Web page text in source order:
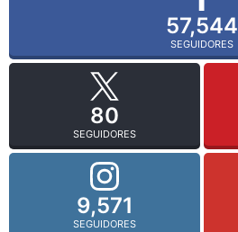
57,544
SEGUIDORES
80
SEGUIDORES
9,571
SEGUIDORES